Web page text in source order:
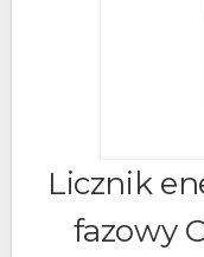
Licznik
fazowy